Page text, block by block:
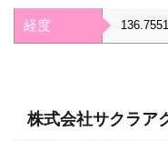
経度 136.7551
株式会社サクラア